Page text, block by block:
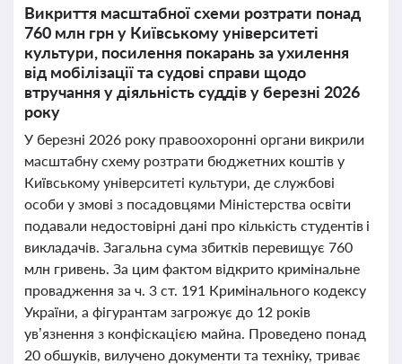
Викриття масштабної схеми розтрати понад
760 млн грн у Київському університеті
культури, посилення покарань за ухилення
від мобілізації та судові справи щодо
втручання у діяльність суддів у березні 2026
року
У березні 2026 року правоохоронні органи викрили
масштабну схему розтрати бюджетних коштів у
Київському університеті культури, де службові
особи у змові з посадовцями Міністерства освіти
подавали недостовірні дані про кількість студентів і
викладачів. Загальна сума збитків перевищує 760
млн гривень. За цим фактом відкрито кримінальне
провадження за ч. 3 ст. 191 Кримінального кодексу
України, а фігурантам загрожує до 12 років
ув’язнення з конфіскацією майна. Проведено понад
20 обшуків, вилучено документи та техніку, триває